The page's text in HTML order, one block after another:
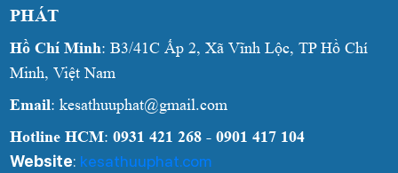
PHÁT
Hồ Chí Minh: B3/41C Ấp 2, Xã Vĩnh Lộc, TP Hồ Chí
Minh, Việt Nam
Email: kesathuuphat@gmail.com
Hotline HCM:0931 421 268 - 0901 417 104
Website: kesathuuphat.com